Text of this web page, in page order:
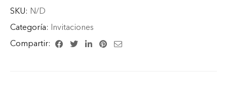
SKU: N/D
Categoría: Invitaciones
Compartir: